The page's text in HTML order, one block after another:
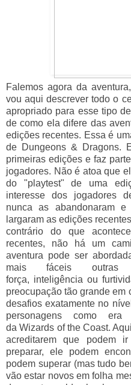
Falemos agora da
vou aqui descrever todo o
apropriado para esse tipo
de como ela difere das
edições recentes. Essa é
de Dungeons & Dragons.
primeiras edições e faz
jogadores. Não é atoa que
do "playtest" de uma
interesse dos jogadores
nunca as abandonaram
largaram as edições
contrário do que
recentes, não há um
aventura pode ser
mais fáceis outras
força, inteligência ou
preocupação tão grande em
desafios exatamente no
personagens como
da Wizards of the Coast.
acreditarem que podem
preparar, ele podem
podem superar (mas tudo
vão estar novos em folha